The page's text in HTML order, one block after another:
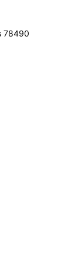
78490